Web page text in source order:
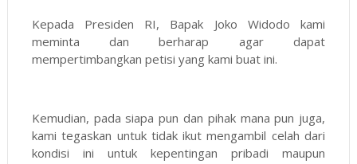
Kepada Presiden RI, Bapak Joko Widodo kami
meminta dan berharap agar dapat
mempertimbangkan petisi yang kami buat ini.
Kemudian, pada siapa pun dan pihak mana pun juga,
kami tegaskan untuk tidak ikut mengambil celah dari
kondisi ini untuk kepentingan pribadi maupun